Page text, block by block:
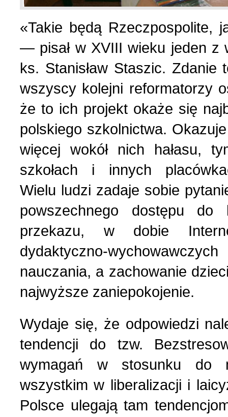
List do redakcji (7)
Literatura (2)
Losy Polaków
Losy rodzin polskich (3)
Mozaika na wsi (1)
Mozaika w PDF (47)
Nasza historia (24)
Nasze święta (15)
O tragicznie zmarłych
Ogłoszenia (24)
Opinie publiczne (11)
Poezja z Powstania
1 (156) 2024 r. (5)
4 (155) 2023 r. (1)
3 (154) 2023 r. (1)
2 (153) 2023 r. (1)
1 (152) 2023 r. (9)
4 (151) 2022 r. (2)
3 (150) 2022 r. (1)
2 (149) 2022 r. (2)
1 (148) 2022 r. (5)
4 (147) 2021 r. (3)
3 (146) 2021 r. (1)
2 (145) 2021 r. (10)
«Takie będą Rzeczpospolite,
— pisał w XVIII wieku jeden z
ks. Stanisław Staszic.
wszyscy kolejni reformatorzy
że to ich projekt okaże się
polskiego szkolnictwa.
więcej wokół nich hałasu,
szkołach i innych
Wielu ludzi zadaje sobie
powszechnego dostępu
przekazu, w dobie
dydaktyczno-
nauczania, a zachowanie
najwyższe zaniepokojenie.
Wydaje się, że odpowiedzi
tendencji do tzw.
wymagań w stosunku do
wszystkim w liberalizacji i
Polsce ulegają tam